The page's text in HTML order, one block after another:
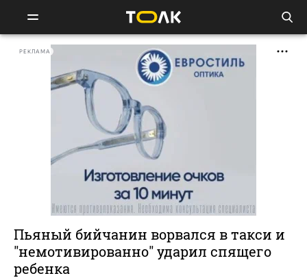
РЕКЛАМА
Пьяный бийчанин ворвался в такси и
"немотивированно" ударил спящего
ребенка